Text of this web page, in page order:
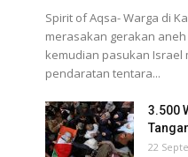
Spirit of Aqsa- Warga di
merasakan gerakan
kemudian pasukan Israel
pendaratan tentara...
3.500
22